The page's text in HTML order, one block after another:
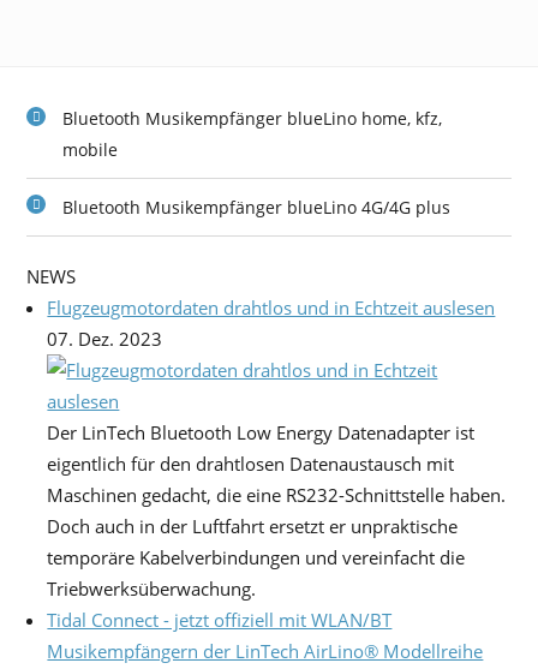
Bluetooth Musikempfänger blueLino home, kfz,
mobile
Bluetooth Musikempfänger blueLino 4G/4G plus
NEWS
Flugzeugmotordaten drahtlos und in Echtzeit auslesen
07. Dez. 2023
Der LinTech Bluetooth Low Energy Datenadapter ist
eigentlich für den drahtlosen Datenaustausch mit
Maschinen gedacht, die eine RS232-Schnittstelle haben.
Doch auch in der Luftfahrt ersetzt er unpraktische
temporäre Kabelverbindungen und vereinfacht die
Triebwerksüberwachung.
Tidal Connect - jetzt offiziell mit WLAN/BT
Musikempfängern der LinTech AirLino® Modellreihe